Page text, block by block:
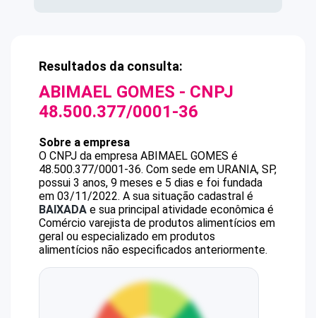
Resultados da consulta:
ABIMAEL GOMES - CNPJ
48.500.377/0001-36
Sobre a empresa
O CNPJ da empresa ABIMAEL GOMES é
48.500.377/0001-36. Com sede em URANIA, SP,
possui 3 anos, 9 meses e 5 dias e foi fundada
em 03/11/2022. A sua situação cadastral é
BAIXADA e sua principal atividade econômica é
Comércio varejista de produtos alimentícios em
geral ou especializado em produtos
alimentícios não especificados anteriormente.